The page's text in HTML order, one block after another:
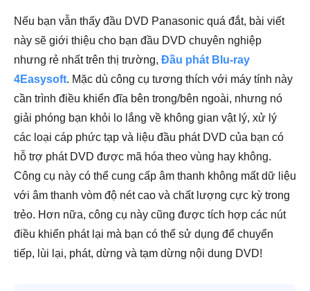
Nếu bạn vẫn thấy đầu DVD Panasonic quá đắt, bài viết
này sẽ giới thiệu cho bạn đầu DVD chuyên nghiệp
nhưng rẻ nhất trên thị trường, Đầu phát Blu-ray
4Easysoft. Mặc dù công cụ tương thích với máy tính này
cần trình điều khiển đĩa bên trong/bên ngoài, nhưng nó
giải phóng bạn khỏi lo lắng về không gian vật lý, xử lý
các loại cáp phức tạp và liệu đầu phát DVD của bạn có
hỗ trợ phát DVD được mã hóa theo vùng hay không.
Công cụ này có thể cung cấp âm thanh không mất dữ liệu
với âm thanh vòm độ nét cao và chất lượng cực kỳ trong
trẻo. Hơn nữa, công cụ này cũng được tích hợp các nút
điều khiển phát lại mà bạn có thể sử dụng để chuyển
tiếp, lùi lại, phát, dừng và tạm dừng nội dung DVD!